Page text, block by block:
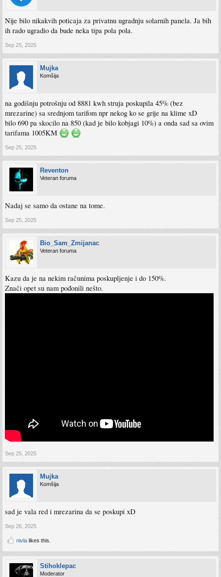
Nije bilo nikakvih poticaja za privatnu ugradnju solarnih panela. Ja bih
ih rado ugradio da bude neka tipa pola pola.
Sep 25, 2025
Mujka
Komšija
na godišnju potrošnju od 8881 kwh struja poskupila 45% (bez
mrezarine) sa srednjom tarifom npr nekog ko se grije na klime xD
bilo 690 pa skocilo na 850 (kad je bilo kobjagi 10%) a onda sad sa ovim
tarifama 1005KM
Sep 25, 2025
Reventon
Veteran foruma
Nadaj se samo da ostane na tome.
Sep 25, 2025
Bio_Sam_Zmijanac
Veteran foruma
Kazu da je na nekim računima poskupljenje i do 150%.
Znači opet su nam pođonili nešto.
Sep 25, 2025
Mujka
Komšija
sad je vala red i mrezarina da se poskupi xD
Sep 26, 2025
nivla likes this.
Stihoklepac
Moderator